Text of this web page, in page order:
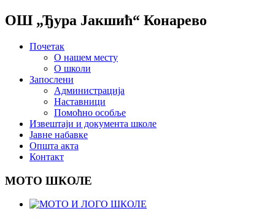
ОШ „Ђура Јакшић“ Конарево
Почетак
О нашем месту
О школи
Запослени
Администрација
Наставници
Помоћно особље
Извештаји и документа школе
Јавне набавке
Општа акта
Контакт
МОТО ШКОЛЕ